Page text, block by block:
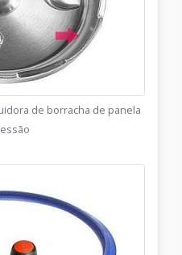
de borracha de panela